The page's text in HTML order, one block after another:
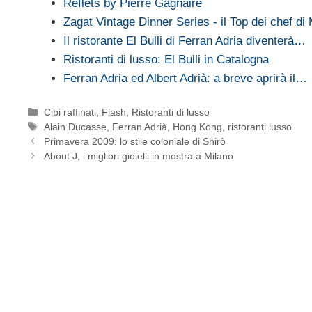
Reflets by Pierre Gagnaire
Zagat Vintage Dinner Series - il Top dei chef di
Il ristorante El Bulli di Ferran Adria diventerà…
Ristoranti di lusso: El Bulli in Catalogna
Ferran Adria ed Albert Adrià: a breve aprirà il…
Categorie
Cibi raffinati Flash
Ristoranti di lusso
Tag
Alain Ducasse Ferran Adrià Hong Kong
ristoranti lusso
Primavera 2009: lo stile coloniale di Shirò
About J, i migliori gioielli in mostra a Milano